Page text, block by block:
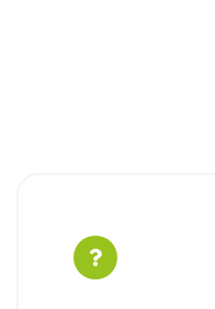
Alka
Yelpazeli